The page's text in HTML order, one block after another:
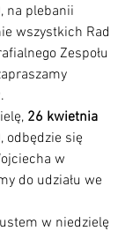
, na plebanii
wszystkich Rad
Zespołu
26 kwietnia
, odbędzie się
w
do udziału we
w niedzielę